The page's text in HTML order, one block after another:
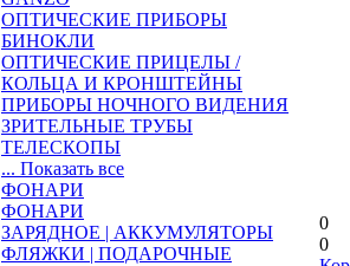
ОПТИЧЕСКИЕ ПРИБОРЫ
БИНОКЛИ
ОПТИЧЕСКИЕ ПРИЦЕЛЫ /
КОЛЬЦА И КРОНШТЕЙНЫ
ПРИБОРЫ НОЧНОГО ВИДЕНИЯ
ЗРИТЕЛЬНЫЕ ТРУБЫ
ТЕЛЕСКОПЫ
... Показать все
ФОНАРИ
ФОНАРИ
ЗАРЯДНОЕ | АККУМУЛЯТОРЫ
ФЛЯЖКИ | ПОДАРОЧНЫЕ
0
0